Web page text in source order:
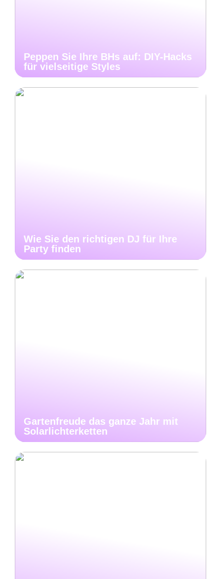
Peppen Sie Ihre BHs auf: DIY-Hacks
für vielseitige Styles
Wie Sie den richtigen DJ für Ihre
Party finden
Gartenfreude das ganze Jahr mit
Solarlichterketten